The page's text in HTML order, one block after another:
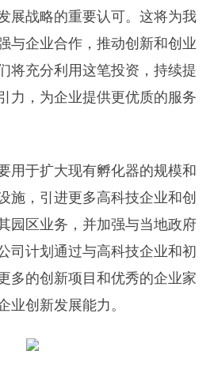
展战略的重要认可。这将为我
与企业合作，推动创新和创业
将充分利用这笔投资，持续提
力，为企业提供更优质的服务
用于扩大现有孵化器的规模和
施，引进更多高科技企业和创
园区业务，并加强与当地政府
司计划通过与高科技企业和初
多的创新项目和优秀的企业家
业创新发展能力。